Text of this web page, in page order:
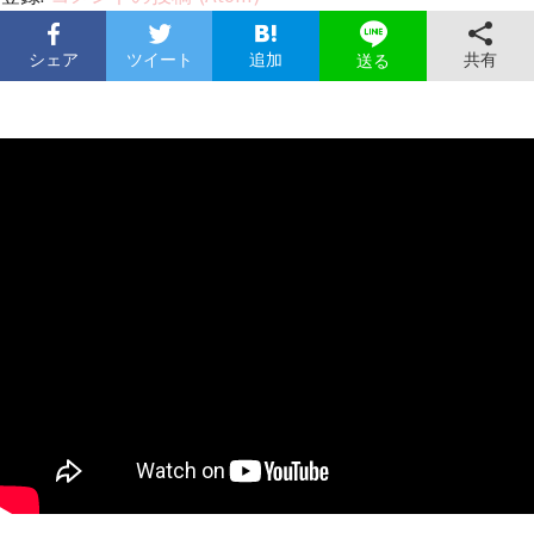
シェア ツイート 追加 送る 共有